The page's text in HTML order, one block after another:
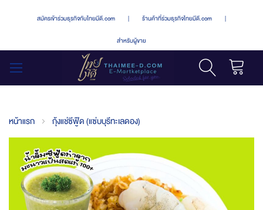
สมัครเข้าร่วมธุรกิจกับไทยมีดี.com | ร้านค้าที่ร่วมธุรกิจไทยมีดี.com |
สำหรับผู้ขาย
หน้าแรก กุ้งแช่ซีฟู๊ด (แซ่บบุรีทะเลดอง)
the
end